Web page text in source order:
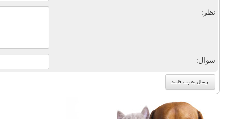
نظر:
سوال: